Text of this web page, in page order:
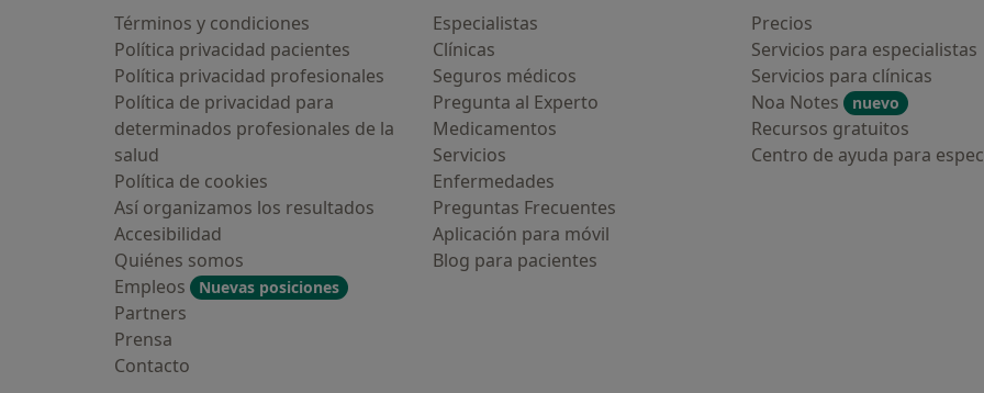
Términos y condiciones
Política privacidad pacientes
Política privacidad profesionales
Política de privacidad para
determinados profesionales de la
salud
Política de cookies
Así organizamos los resultados
Accesibilidad
Quiénes somos
Empleos
Nuevas posiciones
Partners
Prensa
Contacto
Especialistas
Clínicas
Seguros médicos
Pregunta al Experto
Medicamentos
Servicios
Enfermedades
Preguntas Frecuentes
Aplicación para móvil
Blog para pacientes
Precios
Servicios para especialistas
Servicios para clínicas
Noa Notes
nuevo
Recursos gratuitos
Centro de ayuda para